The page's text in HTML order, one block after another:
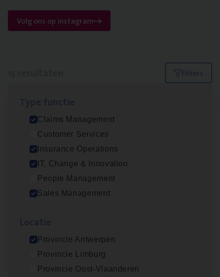
Volg ons op instagram
Filters
Claims Management
Customer Services
Insurance Operations
IT, Change & Innovation
People Management
Sales Management
Provincie Antwerpen
Provincie Limburg
Provincie Oost-Vlaanderen
Dos­sier­be­heer­der ver­ze­ke­rin­gen — Soci­al
Pro­fit en Public
Insurance Operations
Antwerpen
Antwerpen